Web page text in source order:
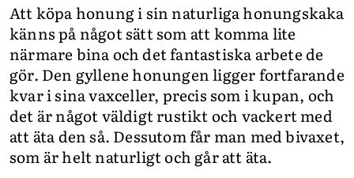
Att köpa honung i sin naturliga honungskaka
känns på något sätt som att komma lite
närmare bina och det fantastiska arbete de
gör. Den gyllene honungen ligger fortfarande
kvar i sina vaxceller, precis som i kupan, och
det är något väldigt rustikt och vackert med
att äta den så. Dessutom får man med bivaxet,
som är helt naturligt och går att äta.